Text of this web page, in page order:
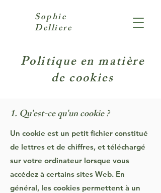
Sophie
Delliere
Politique en matière
de cookies
1. Qu'est-ce qu'un cookie ?
Un cookie est un petit fichier constitué
de lettres et de chiffres, et téléchargé
sur votre ordinateur lorsque vous
accédez à certains sites Web. En
général, les cookies permettent à un